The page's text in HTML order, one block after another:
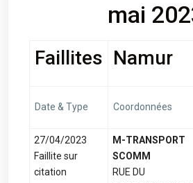
mai
Faillites Namur
Date & Type Coordonnées
27/04/2023
Faillite sur
citation
M-TRANSPORT
SCOMM
RUE DU